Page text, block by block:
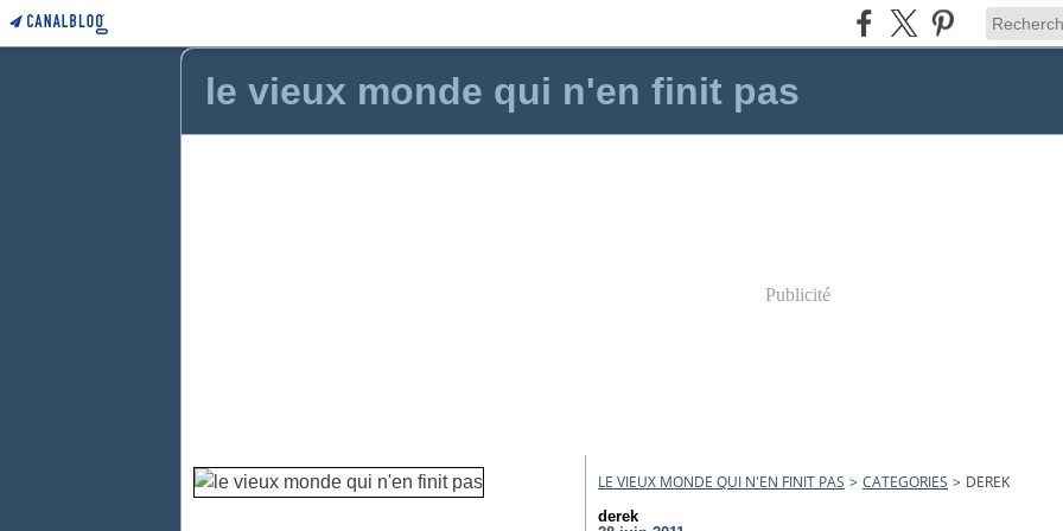
le vieux monde qui n'en finit pas
Publicité
LE VIEUX MONDE QUI N'EN FINIT PAS > CATEGORIES > DEREK
derek